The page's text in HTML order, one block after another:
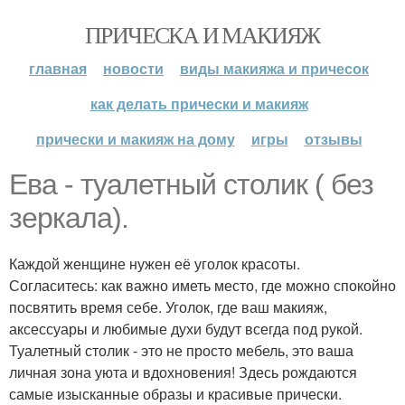
ПРИЧЕСКА И МАКИЯЖ
главная новости
виды макияжа и причесок
как делать прически и макияж
прически и макияж на дому
игры отзывы
Ева - туалетный столик ( без
зеркала).
Каждой женщине нужен её уголок красоты.
Согласитесь: как важно иметь место, где можно спокойно
посвятить время себе. Уголок, где ваш макияж,
аксессуары и любимые духи будут всегда под рукой.
Туалетный столик - это не просто мебель, это ваша
личная зона уюта и вдохновения! Здесь рождаются
самые изысканные образы и красивые прически.